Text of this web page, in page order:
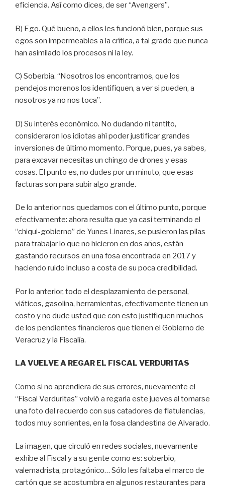
eficiencia. Así como dices, de ser “Avengers”.
B) Ego. Qué bueno, a ellos les funcionó bien, porque sus
egos son impermeables a la crítica, a tal grado que nunca
han asimilado los procesos ni la ley.
C) Soberbia. “Nosotros los encontramos, que los
pendejos morenos los identifiquen, a ver si pueden, a
nosotros ya no nos toca”.
D) Su interés económico. No dudando ni tantito,
consideraron los idiotas ahí poder justificar grandes
inversiones de último momento. Porque, pues, ya sabes,
para excavar necesitas un chingo de drones y esas
cosas. El punto es, no dudes por un minuto, que esas
facturas son para subir algo grande.
De lo anterior nos quedamos con el último punto, porque
efectivamente: ahora resulta que ya casi terminando el
“chiqui-gobierno” de Yunes Linares, se pusieron las pilas
para trabajar lo que no hicieron en dos años, están
gastando recursos en una fosa encontrada en 2017 y
haciendo ruido incluso a costa de su poca credibilidad.
Por lo anterior, todo el desplazamiento de personal,
viáticos, gasolina, herramientas, efectivamente tienen un
costo y no dude usted que con esto justifiquen muchos
de los pendientes financieros que tienen el Gobierno de
Veracruz y la Fiscalía.
LA VUELVE A REGAR EL FISCAL VERDURITAS
Como si no aprendiera de sus errores, nuevamente el
“Fiscal Verduritas” volvió a regarla este jueves al tomarse
una foto del recuerdo con sus catadores de flatulencias,
todos muy sonrientes, en la fosa clandestina de Alvarado.
La imagen, que circuló en redes sociales, nuevamente
exhibe al Fiscal y a su gente como es: soberbio,
valemadrista, protagónico… Sólo les faltaba el marco de
cartón que se acostumbra en algunos restaurantes para